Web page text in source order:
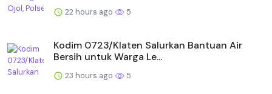
22 hours ago 5
Kodim 0723/Klaten Salurkan Bantuan Air
Bersih untuk Warga Le...
23 hours ago 5